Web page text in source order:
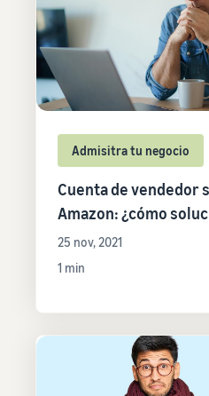
Admisitra tu negocio
Cuenta de vendedor
Amazon: ¿cómo
25 nov, 2021
1 min